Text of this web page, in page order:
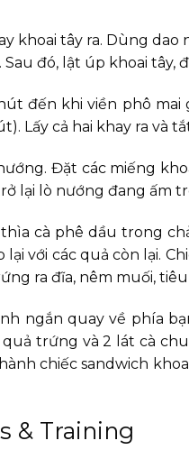
khoai tây ra. Dùng
đó, lật úp khoai tây,
đến khi viền phô mai
Lấy cả hai khay ra và
Đặt các miếng
lại lò nướng đang ấm
cà phê dầu trong
với các quả còn lại.
ra đĩa, nêm muối,
ngắn quay về phía
trứng và 2 lát cà
chiếc sandwich
& Training